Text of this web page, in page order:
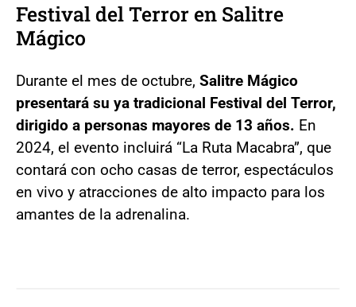
Festival del Terror en Salitre
Mágico
Durante el mes de octubre, Salitre Mágico
presentará su ya tradicional Festival del Terror,
dirigido a personas mayores de 13 años. En
2024, el evento incluirá “La Ruta Macabra”, que
contará con ocho casas de terror, espectáculos
en vivo y atracciones de alto impacto para los
amantes de la adrenalina.